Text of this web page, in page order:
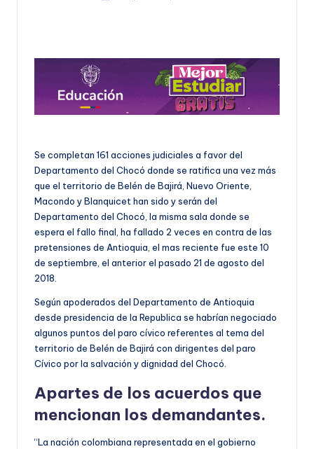
Se completan 161 acciones judiciales a favor del
Departamento del Chocó donde se ratifica una vez más
que el territorio de Belén de Bajirá, Nuevo Oriente,
Macondo y Blanquicet han sido y serán del
Departamento del Chocó, la misma sala donde se
espera el fallo final, ha fallado 2 veces en contra de las
pretensiones de Antioquia, el mas reciente fue este 10
de septiembre, el anterior el pasado 21 de agosto del
2018.
Según apoderados del Departamento de Antioquia
desde presidencia de la Republica se habrían negociado
algunos puntos del paro cívico referentes al tema del
territorio de Belén de Bajirá con dirigentes del paro
Cívico por la salvación y dignidad del Chocó.
Apartes de los acuerdos que
mencionan los demandantes.
“La nación colombiana representada en el gobierno